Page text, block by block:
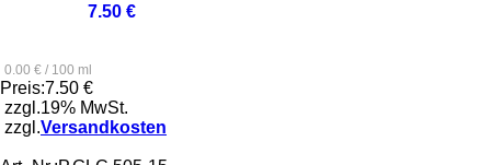
7.50 €
0.00 € / 100 ml
Preis:7.50 €
zzgl.19% MwSt.
zzgl.Versandkosten